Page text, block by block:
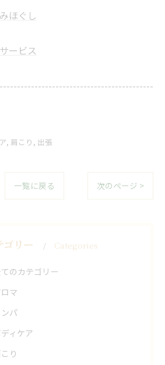
ほぐし
ービス
肩こり 出張
一覧に戻る 次のページ >
ゴリー Categories
のカテゴリー
マ
ンパ
ィケア
り